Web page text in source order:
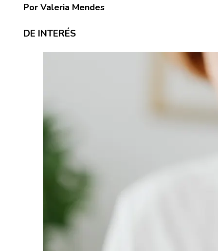
Por Valeria Mendes
DE INTERÉS